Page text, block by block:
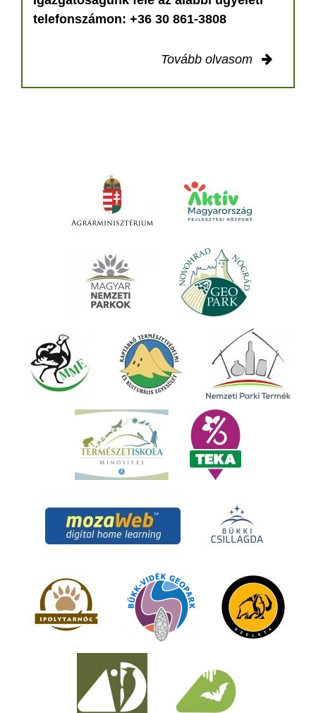
telefonszámon: +36 30 861-3808
Tovább olvasom